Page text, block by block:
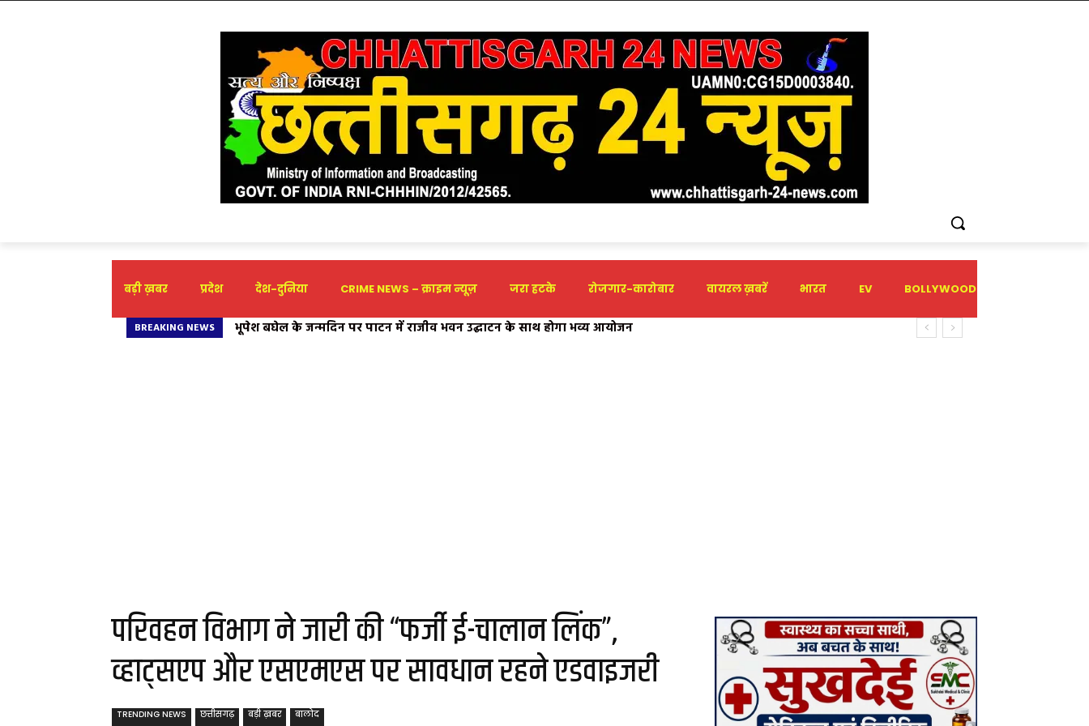
बड़ी ख़बर प्रदेश देश-दुनिया CRIME NEWS – क्राइम न्यूज़ जरा हटके रोजगार-कारोबार वायरल ख़बरें भारत EV BOLLYWOOD
BREAKING NEWS भूपेश बघेल के जन्मदिन पर पाटन में राजीव भवन उद्घाटन के साथ होगा भव्य आयोजन
परिवहन विभाग ने जारी की “फर्जी ई-चालान लिंक”,
व्हाट्सएप और एसएमएस पर सावधान रहने एडवाइजरी
TRENDING NEWS छत्तीसगढ़ बड़ी ख़बर बालोद